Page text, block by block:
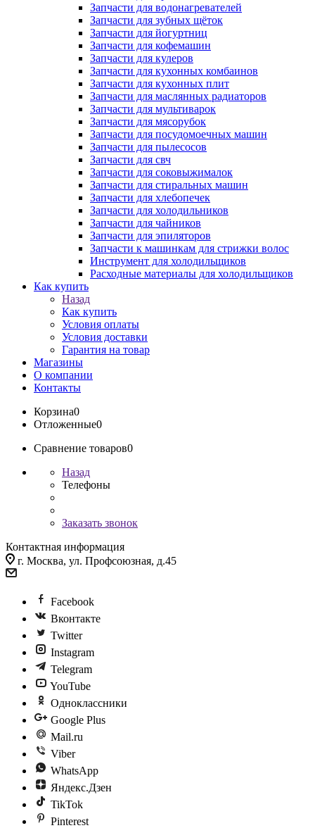
Запчасти для водонагревателей
Запчасти для зубных щёток
Запчасти для йогуртниц
Запчасти для кофемашин
Запчасти для кулеров
Запчасти для кухонных комбаинов
Запчасти для кухонных плит
Запчасти для маслянных радиаторов
Запчасти для мультиварок
Запчасти для мясорубок
Запчасти для посудомоечных машин
Запчасти для пылесосов
Запчасти для свч
Запчасти для соковыжималок
Запчасти для стиральных машин
Запчасти для хлебопечек
Запчасти для холодильников
Запчасти для чайников
Запчасти для эпиляторов
Запчасти к машинкам для стрижки волос
Инструмент для холодильщиков
Расходные материалы для холодильщиков
Как купить
Назад
Как купить
Условия оплаты
Условия доставки
Гарантия на товар
Магазины
О компании
Контакты
Корзина0
Отложенные0
Сравнение товаров0
Назад
Телефоны
Заказать звонок
Контактная информация
г. Москва, ул. Профсоюзная, д.45
Facebook
Вконтакте
Twitter
Instagram
Telegram
YouTube
Одноклассники
Google Plus
Mail.ru
Viber
WhatsApp
Яндекс.Дзен
TikTok
Pinterest